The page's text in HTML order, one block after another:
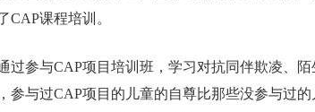
CAP课程培训。
过参与CAP项目培训班，学习对抗同伴欺凌、陌
参与过CAP项目的儿童的自尊比那些没参与过的